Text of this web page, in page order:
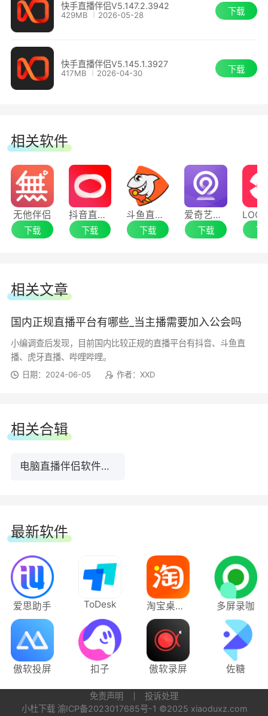
如何设置直播间管理员？
在直播间中点击观众的头像或用户名，再点击弹窗
页面右上角的【…】，选择“设为管理员”或“设为超
级管理员”即可。
发起直播后，系统会对直播进行审核，如在审核状
态，部分直播封面会暂时展示为头像图片，通过审
核后即可正常展示设置的封面，还请您耐心等待审
提交的身份证信息为什么无法通过审核？
根据国家对于网络直播实名制的要求，当前快手直
1.申请用户面部清晰可见，手持身份证置于胸前，
但不要遮挡住用户面部;
2.照片放大后，身份证信息完整无遮挡，字迹清晰;
3.双手手臂完整露出;
4.为保证身份证信息清晰，拍照时请将焦点对准身
份证;
5.请确保提交的照片信息真实有效，切勿对照片及
快手直播伴侣V5.147.2.3942
429MB 2026-05-28 下载
快手直播伴侣V5.145.1.3927
417MB 2026-04-30 下载
相关软件
无他伴侣
下载
抖音直播伴侣
下载
斗鱼直播伴侣
下载
爱奇艺直播伴侣
下载 下
相关文章
国内正规直播平台有哪些_当主播需要加入公会吗
小编调查后发现，目前国内比较正规的直播平台有抖音、斗鱼直
播、虎牙直播、哔哩哔哩。
日期：2024-06-05 作者：XXD
相关合辑
电脑直播伴侣软件合集
最新软件
爱思助手 ToDesk 淘宝桌面版 多屏录咖
傲软投屏 扣子 傲软录屏 佐糖
免责声明
投诉处理
小杜下载 渝ICP备2023017685号-1 ©2025 xiaoduxz.com